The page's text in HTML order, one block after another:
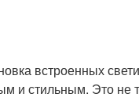
встроенных
и стильным. Это не